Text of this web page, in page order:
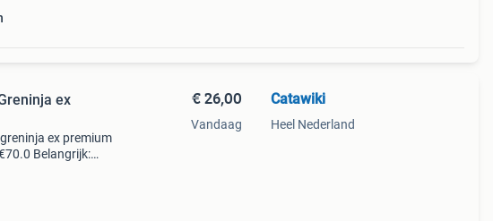
ex
ex premium
Belangrijk:
€ 26,00
Vandaag
Catawiki
Heel Nederland